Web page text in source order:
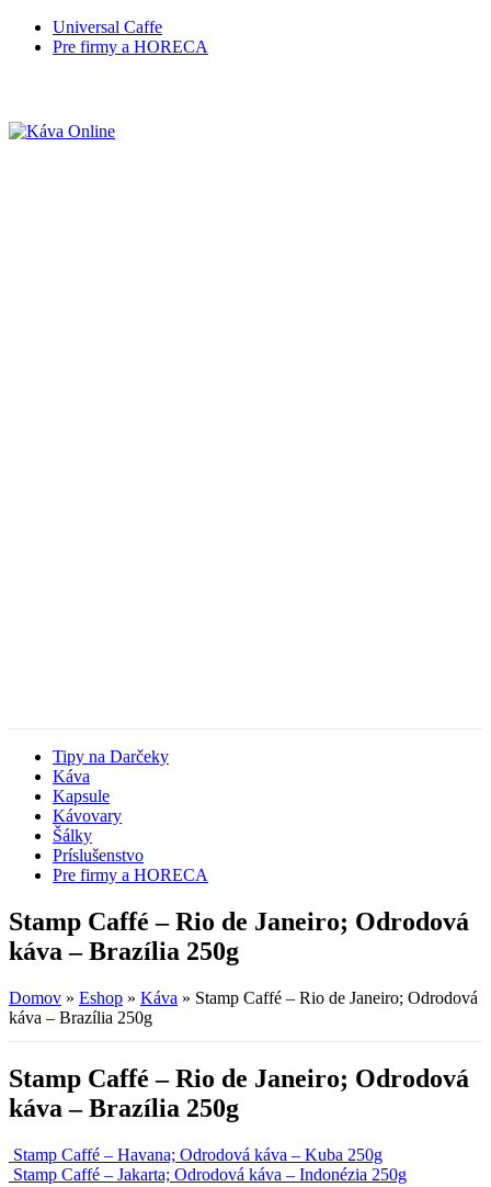
Universal Caffe
Pre firmy a HORECA
Tipy na Darčeky
Káva
Kapsule
Kávovary
Šálky
Príslušenstvo
Pre firmy a HORECA
Stamp Caffé – Rio de Janeiro; Odrodová
káva – Brazília 250g
Domov » Eshop » Káva » Stamp Caffé – Rio de Janeiro; Odrodová
káva – Brazília 250g
Stamp Caffé – Rio de Janeiro; Odrodová
káva – Brazília 250g
Stamp Caffé – Havana; Odrodová káva – Kuba 250g
Stamp Caffé – Jakarta; Odrodová káva – Indonézia 250g